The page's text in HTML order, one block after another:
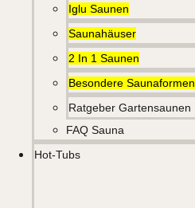
Iglu Saunen
Saunahäuser
2 In 1 Saunen
Besondere Saunaformen
Ratgeber Gartensaunen
FAQ Sauna
Hot-Tubs